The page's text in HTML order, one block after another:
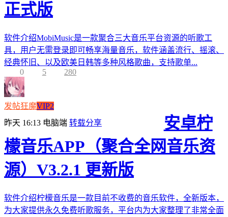
正式版
软件介绍MobiMusic是一款聚合三大音乐平台资源的听歌工
具，用户无需登录即可畅享海量音乐，软件涵盖流行、摇滚、
经典怀旧、以及欧美日韩等多种风格歌曲，支持歌单...
0
5 280
发帖狂魔VIP2
昨天 16:13 电脑端 转载分享
安卓柠
檬音乐APP（聚合全网音乐资
源）V3.2.1 更新版
软件介绍柠檬音乐是一款目前不收费的音乐软件，全新版本，
为大家提供永久免费听歌服务，平台内为大家整理了非常全面